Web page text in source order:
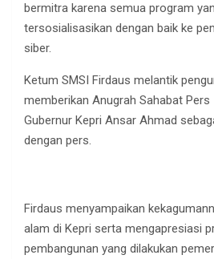
bermitra karena semua program
tersosialisasikan dengan baik ke
siber.
Ketum SMSI Firdaus melantik
memberikan Anugrah Sahabat
Gubernur Kepri Ansar Ahmad
dengan pers.
Firdaus menyampaikan
alam di Kepri serta mengapresiasi
pembangunan yang dilakukan